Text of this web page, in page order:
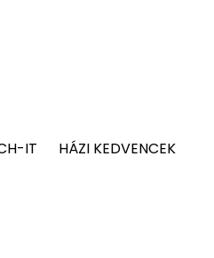
IT HÁZI KEDVENCEK